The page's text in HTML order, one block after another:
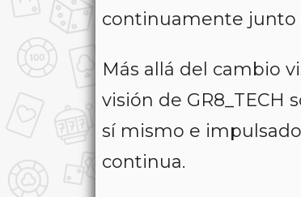
continuamente junto
Más allá del cambio
visión de
sí mismo e
continua.